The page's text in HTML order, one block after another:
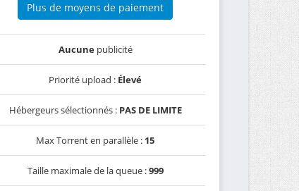
Plus de moyens de paiement
Aucunepublicité
Priorité upload : Élevé
Hébergeurs sélectionnés : PAS DE LIMITE
Max Torrent en parallèle : 15
Taille maximale de la queue :999